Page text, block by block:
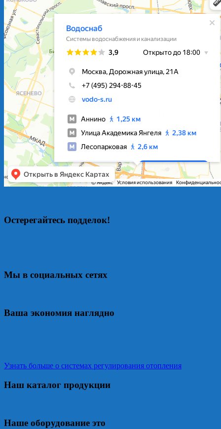
Остерегайтесь подделок!
Мы в социальных сетях
Ваша экономия наглядно
Узнать больше о системах регулирования отопления
Наш каталог продукции
Наше оборудование это